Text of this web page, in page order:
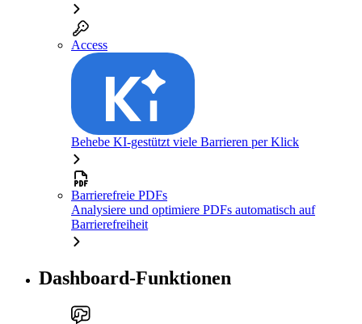
Access
Behebe KI-gestützt viele Barrieren per Klick
Barrierefreie PDFs
Analysiere und optimiere PDFs automatisch auf
Barrierefreiheit
Dashboard-Funktionen